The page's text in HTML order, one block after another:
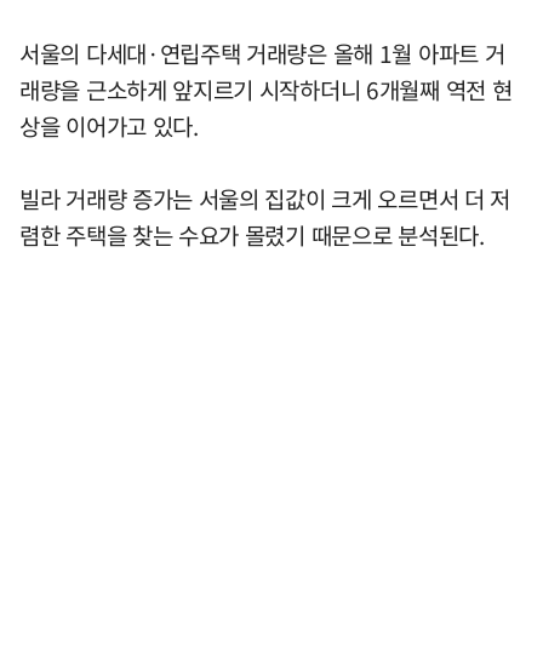
서울의 다세대·연립주택 거래량은 올해 1월 아파트 거
래량을 근소하게 앞지르기 시작하더니 6개월째 역전 현
상을 이어가고 있다.
빌라 거래량 증가는 서울의 집값이 크게 오르면서 더 저
렴한 주택을 찾는 수요가 몰렸기 때문으로 분석된다.